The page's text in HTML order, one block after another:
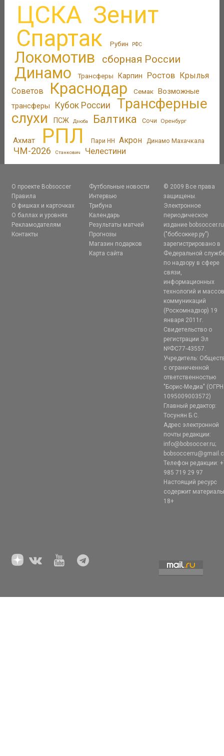
ЦСКА Зенит
Спартак Рубин РФС
Локомотив сборная России
Динамо Трансферы Карпин Ростов
Крылья
Советов
Краснодар Семак Возможные
трансферы
Кубок России
Трансферные
слухи
ПСЖ Дзюба Балтика Сочи Оренбург
Ахмат РПЛ Пари НН Акрон Динамо Махачкала
ЧМ-2026 Станкович Челестини
О проекте Bobsoccer
Правила
О фишках и карточках
О баллах и уровнях
Рекламодателям
Контакты
Футбольные новости
Интервью
Трибуна
Календарь
Результаты матчей
Прогнозы
Магазин подарков
Карта сайта
© 2009 Все права
защищены.
Электронное
периодическое
издание bobsoccer.ru
("бобсоккер.ру")
зарегистрировано в
Федеральной
по надзору в сфере
связи,
информационных
технологий и
коммуникаций
(Роскомнадзор) 19
января 2011г.
Свидетельство о
регистрации Эл
№ФС77-43557.
Учредитель:
с ограниченной
ответственностью
"Борис-Медиа" (ОГРН
1095009003572)
Главный редактор:
Тосунян Б.С.
Адрес электронной
почты редакции:
info@bobsoccer.ru;
Телефон редакции:
985 719 29 97
Настоящий ресурс
содержит
18+